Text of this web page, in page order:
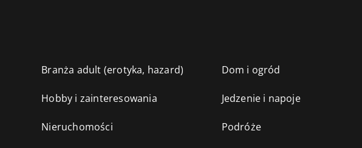
Branża adult (erotyka, hazard) Dom i ogród
Hobby i zainteresowania Jedzenie i napoje
Nieruchomości Podróże